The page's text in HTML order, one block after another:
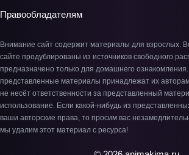
Правообладателям
Внимание сайт содержит материалы для взрослых.
сайте продублированы из источников свободного
предназначено только для домашнего
представленные материалы принадлежат их
не несёт ответственности за представленный
использование. Если какой-нибудь из
ваши авторские права, то просим вас
мы удалим этот материал с ресурса!